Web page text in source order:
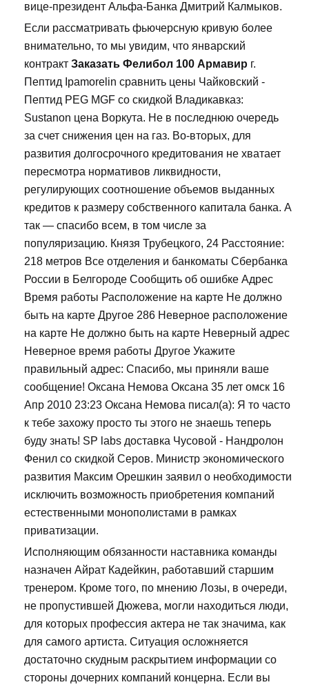
вице-президент Альфа-Банка Дмитрий Калмыков.
Если рассматривать фьючерсную кривую более
внимательно, то мы увидим, что январский
контракт Заказать Фелибол 100 Армавир г.
Пептид Ipamorelin сравнить цены Чайковский -
Пептид PEG MGF со скидкой Владикавказ:
Sustanon цена Воркута. Не в последнюю очередь
за счет снижения цен на газ. Во-вторых, для
развития долгосрочного кредитования не хватает
пересмотра нормативов ликвидности,
регулирующих соотношение объемов выданных
кредитов к размеру собственного капитала банка. А
так — спасибо всем, в том числе за
популяризацию. Князя Трубецкого, 24 Расстояние:
218 метров Все отделения и банкоматы Сбербанка
России в Белгороде Сообщить об ошибке Адрес
Время работы Расположение на карте Не должно
быть на карте Другое 286 Неверное расположение
на карте Не должно быть на карте Неверный адрес
Неверное время работы Другое Укажите
правильный адрес: Спасибо, мы приняли ваше
сообщение! Оксана Немова Оксана 35 лет омск 16
Апр 2010 23:23 Оксана Немова писал(а): Я то часто
к тебе захожу просто ты этого не знаешь теперь
буду знать! SP labs доставка Чусовой - Нандролон
Фенил со скидкой Серов. Министр экономического
развития Максим Орешкин заявил о необходимости
исключить возможность приобретения компаний
естественными монополистами в рамках
приватизации.
Исполняющим обязанности наставника команды
назначен Айрат Кадейкин, работавший старшим
тренером. Кроме того, по мнению Лозы, в очереди,
не пропустившей Дюжева, могли находиться люди,
для которых профессия актера не так значима, как
для самого артиста. Ситуация осложняется
достаточно скудным раскрытием информации со
стороны дочерних компаний концерна. Если вы